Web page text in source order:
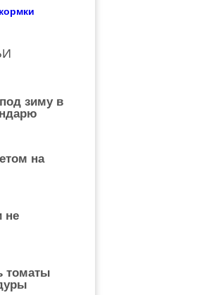
зиму в
на
не
томаты